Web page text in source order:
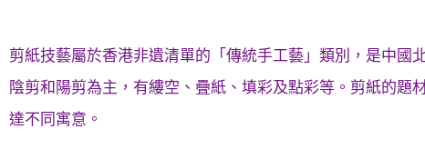
剪紙技藝屬於香港非遺清單的「傳統手工藝」類別，是中國
陰剪和陽剪為主，有縷空、疊紙、填彩及點彩等。剪紙的題
達不同寓意。